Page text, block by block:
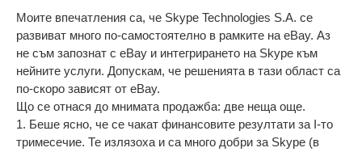
Моите впечатления са, че Skype Technologies S.A. се
развиват много по-самостоятелно в рамките на eBay. Аз
не съм запознат с еBay и интегрирането на Skype към
нейните услуги. Допускам, че решенията в тази област са
по-скоро зависят от eBay.
Що се отнася до мнимата продажба: две неща още.
1. Беше ясно, че се чакат финансовите резултати за I-то
тримесечие. Те излязоха и са много добри за Skype (в